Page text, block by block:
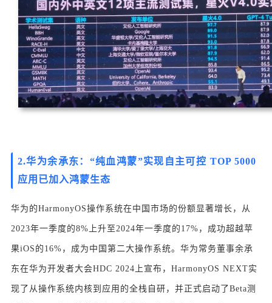
2.华为余承东：“纯血鸿蒙”实现自主可控 TOP 5000
应用已加入鸿蒙生态
华为的HarmonyOS操作系统在中国市场的份额显著增长，从
2023年一季度的8%上升至2024年一季度的17%，成功超越苹
果iOS的16%，成为中国第二大操作系统。华为常务董事余承
东在华为开发者大会HDC 2024上宣布，HarmonyOS NEXT实
现了从操作系统内核到应用的全栈自研，并正式启动了Beta测